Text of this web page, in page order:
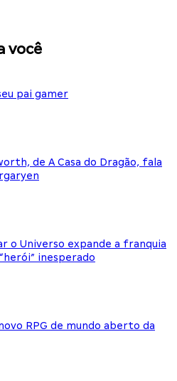
você
pai gamer
de A Casa do Dragão, fala
o Universo expande a franquia
inesperado
RPG de mundo aberto da